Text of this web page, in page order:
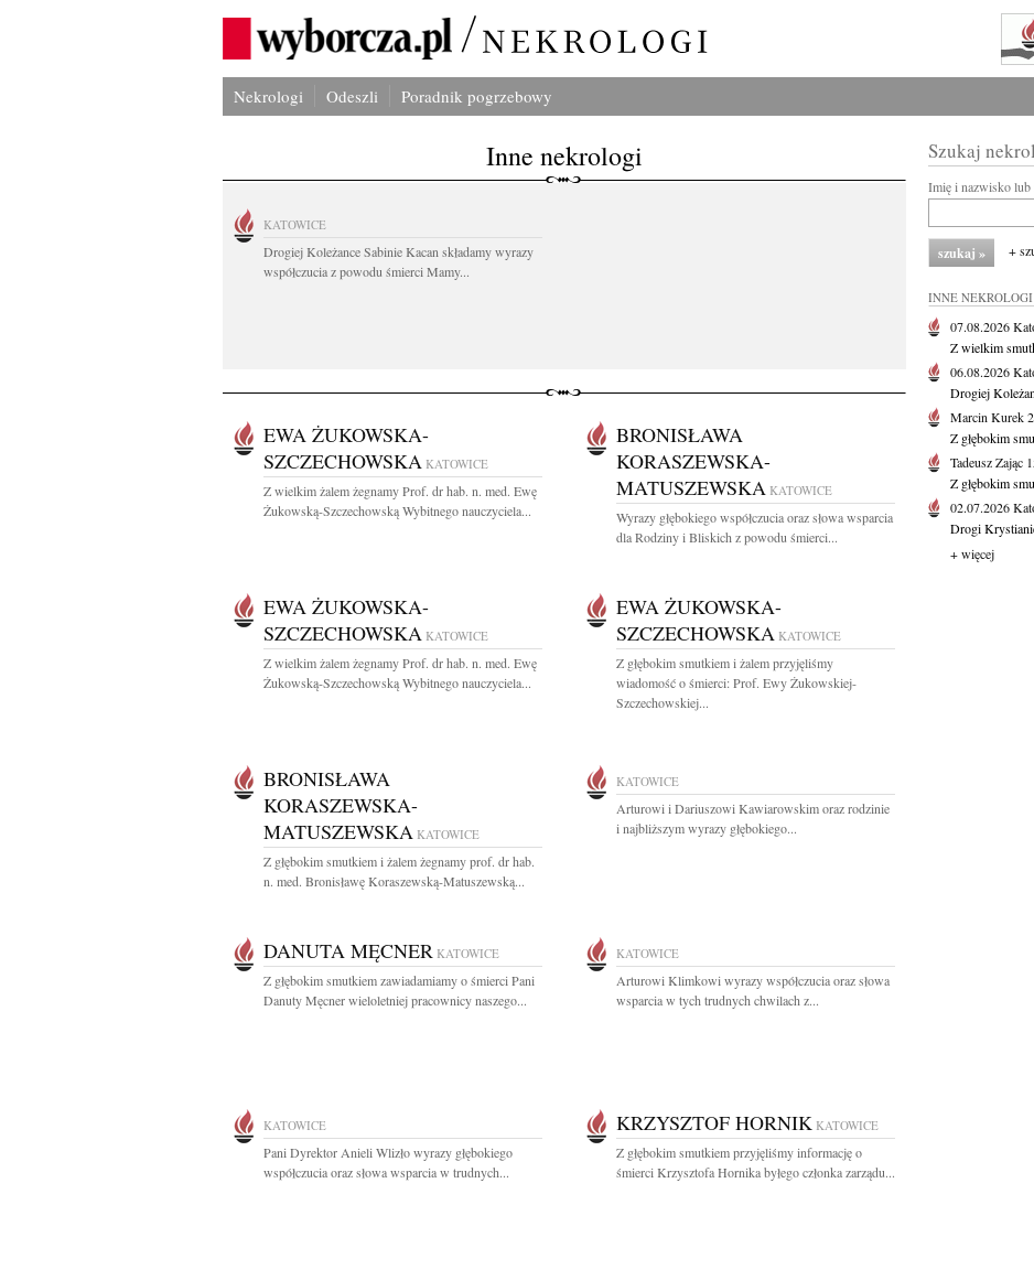
Nekrologi Odeszli Poradnik pogrzebowy
Inne nekrologi
KATOWICE
Drogiej Koleżance Sabinie Kacan składamy wyrazy
współczucia z powodu śmierci Mamy...
EWA ŻUKOWSKA-
SZCZECHOWSKA KATOWICE
Z wielkim żalem żegnamy Prof. dr hab. n. med. Ewę
Żukowską-Szczechowską Wybitnego nauczyciela...
BRONISŁAWA
KORASZEWSKA-
MATUSZEWSKA KATOWICE
Wyrazy głębokiego współczucia oraz słowa wsparcia
dla Rodziny i Bliskich z powodu śmierci...
EWA ŻUKOWSKA-
SZCZECHOWSKA KATOWICE
Z wielkim żalem żegnamy Prof. dr hab. n. med. Ewę
Żukowską-Szczechowską Wybitnego nauczyciela...
EWA ŻUKOWSKA-
SZCZECHOWSKA KATOWICE
Z głębokim smutkiem i żalem przyjęliśmy
wiadomość o śmierci: Prof. Ewy Żukowskiej-
Szczechowskiej...
BRONISŁAWA
KORASZEWSKA-
MATUSZEWSKA KATOWICE
Z głębokim smutkiem i żalem żegnamy prof. dr hab.
n. med. Bronisławę Koraszewską-Matuszewską...
KATOWICE
Arturowi i Dariuszowi Kawiarowskim oraz rodzinie
i najbliższym wyrazy głębokiego...
DANUTA MĘCNER KATOWICE
Z głębokim smutkiem zawiadamiamy o śmierci Pani
Danuty Męcner wieloletniej pracownicy naszego...
KATOWICE
Arturowi Klimkowi wyrazy współczucia oraz słowa
wsparcia w tych trudnych chwilach z...
KATOWICE
Pani Dyrektor Anieli Wlizło wyrazy głębokiego
współczucia oraz słowa wsparcia w trudnych...
KRZYSZTOF HORNIK KATOWICE
Z głębokim smutkiem przyjęliśmy informację o
śmierci Krzysztofa Hornika byłego członka zarządu...
Szukaj
Imię i nazwisko lub
+
INNE NEKROLOGI
07.08.2026
Z wielkim
06.08.2026
Drogiej
Marcin Kurek
Z głębokim
Tadeusz Zając
Z głębokim
02.07.2026
Drogi
+ więcej